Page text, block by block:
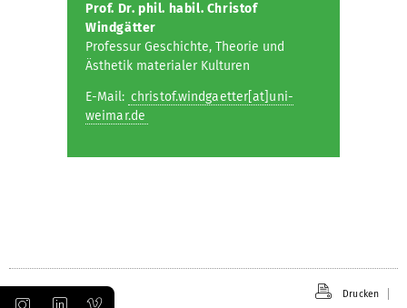
Prof. Dr. phil. habil. Christof
Windgätter
Professur Geschichte, Theorie und
Ästhetik materialer Kulturen
E-Mail: christof.windgaetter[at]uni-
weimar.de
Drucken